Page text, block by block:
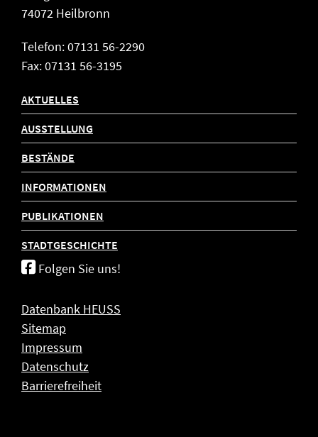
74072 Heilbronn
Telefon: 07131 56-2290
Fax: 07131 56-3195
AKTUELLES
AUSSTELLUNG
BESTÄNDE
INFORMATIONEN
PUBLIKATIONEN
STADTGESCHICHTE
Folgen Sie uns!
Datenbank HEUSS
Sitemap
Impressum
Datenschutz
Barrierefreiheit